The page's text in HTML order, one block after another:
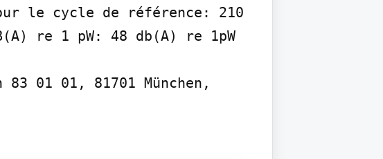
le cycle de référence: 210
re 1 pW: 48 db(A) re 1pW
83 01 01, 81701 München,